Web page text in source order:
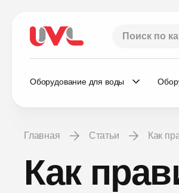
Оборудование для воды
Главная Статьи Как
Как